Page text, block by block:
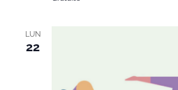
LUN
22